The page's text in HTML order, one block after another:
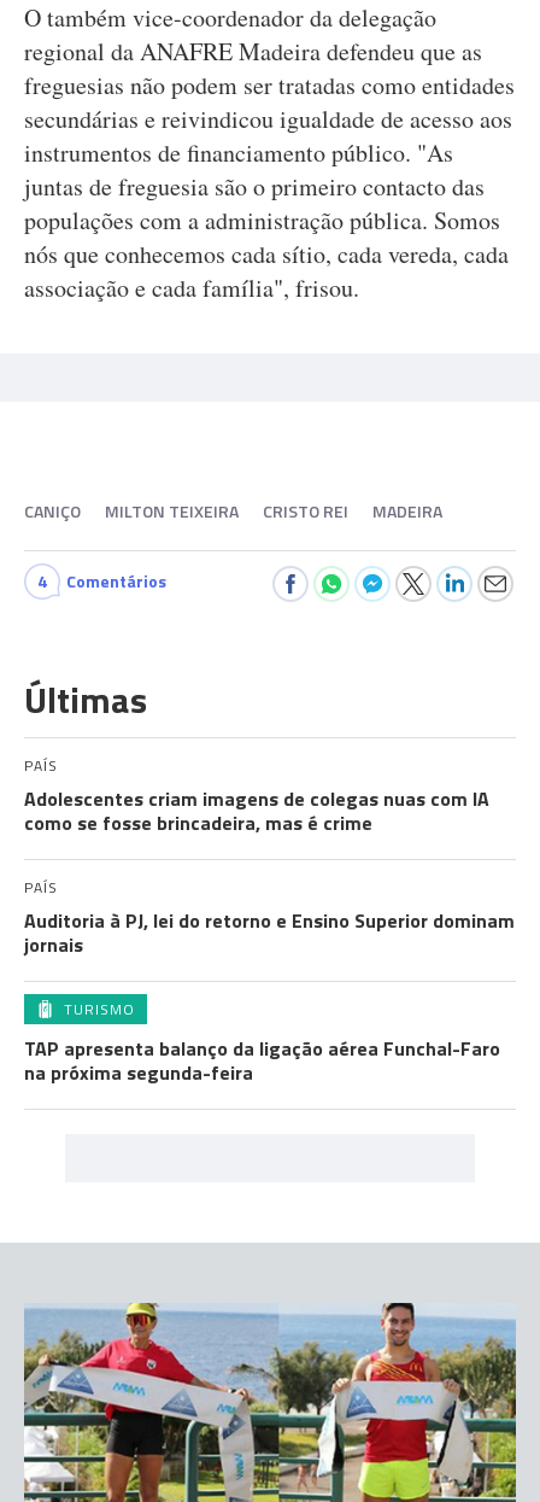
O também vice-coordenador da delegação
regional da ANAFRE Madeira defendeu que as
freguesias não podem ser tratadas como entidades
secundárias e reivindicou igualdade de acesso aos
instrumentos de financiamento público. "As
juntas de freguesia são o primeiro contacto das
populações com a administração pública. Somos
nós que conhecemos cada sítio, cada vereda, cada
associação e cada família", frisou.
CANIÇO MILTON TEIXEIRA CRISTO REI MADEIRA
4 Comentários
Últimas
PAÍS
Adolescentes criam imagens de colegas nuas com IA
como se fosse brincadeira, mas é crime
PAÍS
Auditoria à PJ, lei do retorno e Ensino Superior dominam
jornais
TURISMO
TAP apresenta balanço da ligação aérea Funchal-Faro
na próxima segunda-feira